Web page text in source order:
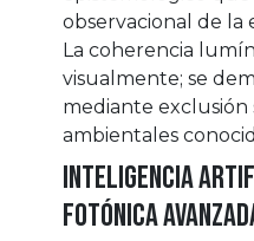
observacional de la
La coherencia
visualmente; se
mediante exclusión
ambientales
Inteligencia
fotónica